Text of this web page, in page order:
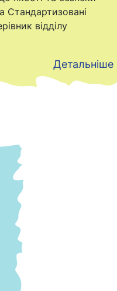
Стандартизовані
відділу
Детальніше